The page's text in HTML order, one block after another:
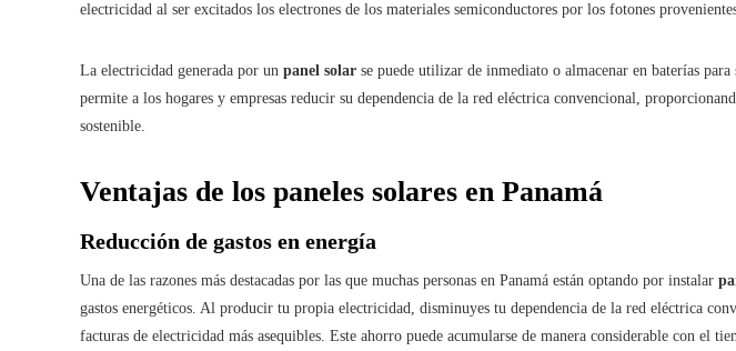
electricidad al ser excitados los electrones de los materiales semiconductores por los fotones
La electricidad generada por un panel solar se puede utilizar de inmediato o almacenar en baterías para
permite a los hogares y empresas reducir su dependencia de la red eléctrica convencional,
sostenible.
Ventajas de los paneles solares en Panamá
Reducción de gastos en energía
Una de las razones más destacadas por las que muchas personas en Panamá están optando por instalar
gastos energéticos. Al producir tu propia electricidad, disminuyes tu dependencia de la red eléctrica
facturas de electricidad más asequibles. Este ahorro puede acumularse de manera considerable con el